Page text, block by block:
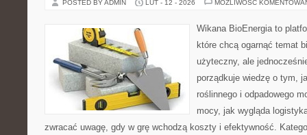
POSTED BY ADMIN LUT - 12 - 2026 MOŻLIWOŚĆ
Wikana BioEnergia to
które chcą ogarnąć temat
użyteczny, ale
porządkuje wiedzę o tym,
roślinnego i odpadowego
mocy, jak wygląda
zwracać uwagę, gdy w grę wchodzą koszty i efektywność.